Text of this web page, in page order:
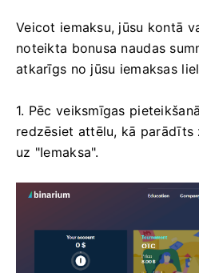
Veicot iemaksu, jūsu kontā
noteikta bonusa naudas
atkarīgs no jūsu iemaksas
1. Pēc veiksmīgas
redzēsiet attēlu, kā parādīts
uz "Iemaksa".